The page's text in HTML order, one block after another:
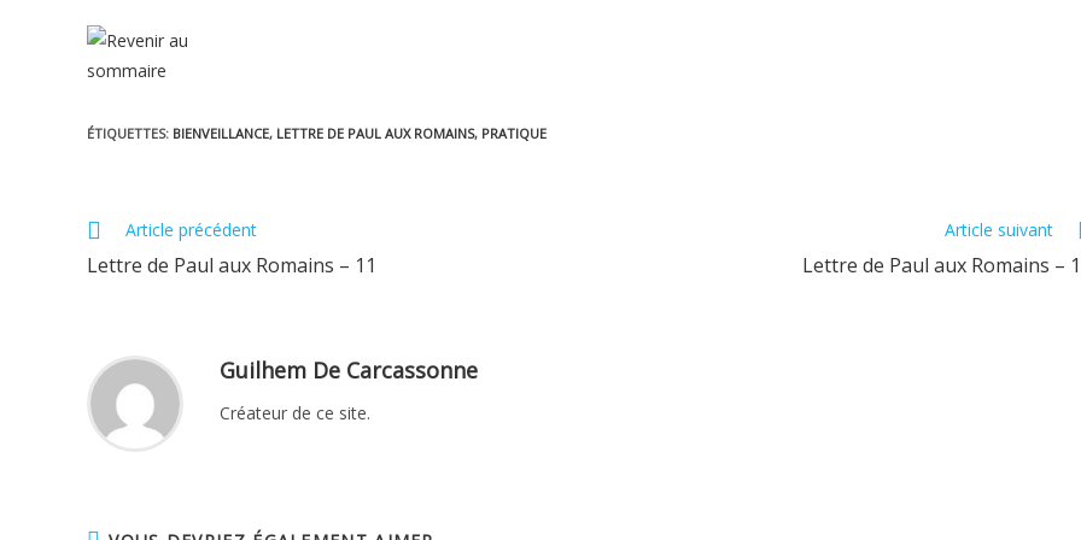
ÉTIQUETTES: BIENVEILLANCE, LETTRE DE PAUL AUX ROMAINS, PRATIQUE
Read
articles
Article précédent
Lettre de Paul aux Romains – 11
Article suivant
Lettre de Paul aux Romains –
Guilhem De Carcassonne
Créateur de ce site.